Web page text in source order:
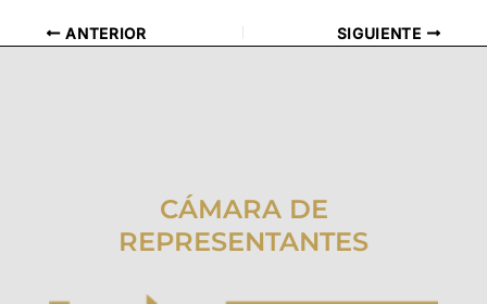
ANTERIOR SIGUIENTE
CÁMARA DE
REPRESENTANTES